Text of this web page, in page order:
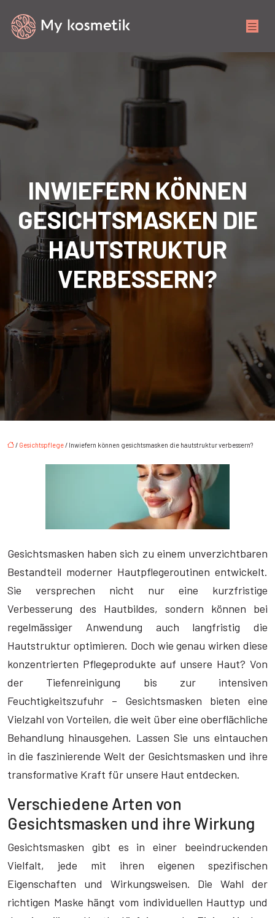
INWIEFERN KÖNNEN
GESICHTSMASKEN DIE
HAUTSTRUKTUR
VERBESSERN?
/ Gesichtspflege/ Inwiefern können gesichtsmasken die hautstruktur verbessern?
Gesichtsmasken haben sich zu einem unverzichtbaren
Bestandteil moderner Hautpflegeroutinen entwickelt.
Sie versprechen nicht nur eine kurzfristige
Verbesserung des Hautbildes, sondern können bei
regelmässiger Anwendung auch langfristig die
Hautstruktur optimieren. Doch wie genau wirken diese
konzentrierten Pflegeprodukte auf unsere Haut? Von
der Tiefenreinigung bis zur intensiven
Feuchtigkeitszufuhr – Gesichtsmasken bieten eine
Vielzahl von Vorteilen, die weit über eine oberflächliche
Behandlung hinausgehen. Lassen Sie uns eintauchen
in die faszinierende Welt der Gesichtsmasken und ihre
transformative Kraft für unsere Haut entdecken.
Verschiedene Arten von
Gesichtsmasken und ihre Wirkung
Gesichtsmasken gibt es in einer beeindruckenden
Vielfalt, jede mit ihren eigenen spezifischen
Eigenschaften und Wirkungsweisen. Die Wahl der
richtigen Maske hängt vom individuellen Hauttyp und